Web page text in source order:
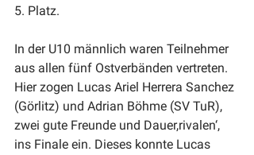
5. Platz.
In der U10 männlich waren Teilnehmer
aus allen fünf Ostverbänden vertreten.
Hier zogen Lucas Ariel Herrera Sanchez
(Görlitz) und Adrian Böhme (SV TuR),
zwei gute Freunde und Dauer,rivalen‘,
ins Finale ein. Dieses konnte Lucas